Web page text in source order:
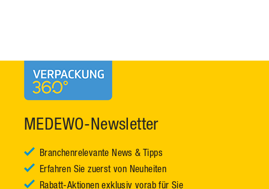
MEDEWO-Newsletter
Branchenrelevante News & Tipps
Erfahren Sie zuerst von Neuheiten
Rabatt-Aktionen exklusiv vorab für Sie